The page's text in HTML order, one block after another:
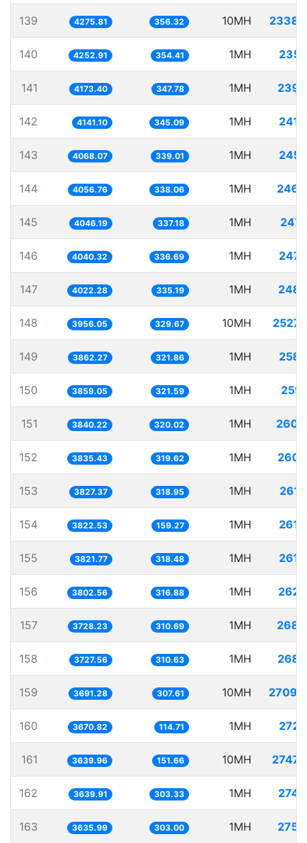
139 4275.81 356.32 10MH
140 4252.91 354.41 1MH
141 4173.40 347.78 1MH
142 4141.10 345.09 1MH
143 4068.07 339.01 1MH
144 4056.76 338.06 1MH
145 4046.19 337.18 1MH
146 4040.32 336.69 1MH
147 4022.28 335.19 1MH
148 3956.05 329.67 10MH
149 3862.27 321.86 1MH
150 3859.05 321.59 1MH
151 3840.22 320.02 1MH
152 3835.43 319.62 1MH
153 3827.37 318.95 1MH
154 3822.53 159.27 1MH
155 3821.77 318.48 1MH
156 3802.56 316.88 1MH
157 3728.23 310.69 1MH
158 3727.56 310.63 1MH
159 3691.28 307.61 10MH
160 3670.82 114.71 1MH
161 3639.96 151.66 10MH
162 3639.91 303.33 1MH
163 3635.99 303.00 1MH